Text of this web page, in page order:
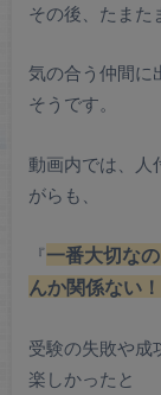
その後、たまた
気の合う仲間に
そうです。
動画内では、人
がらも、
『一番大切な
んか関係ない！
受験の失敗や成
楽しかったと